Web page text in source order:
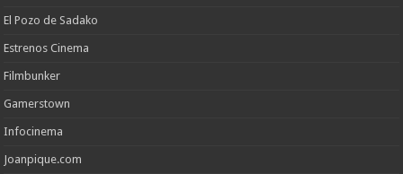
El Pozo de Sadako
Estrenos Cinema
Filmbunker
Gamerstown
Infocinema
Joanpique.com